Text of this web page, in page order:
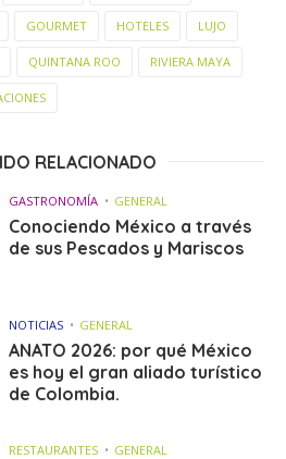
GOURMET HOTELES LUJO
QUINTANA ROO RIVIERA MAYA
RELACIONADO
GASTRONOMÍA GENERAL
Conociendo México a través
de sus Pescados y Mariscos
NOTICIAS GENERAL
ANATO 2026: por qué México
es hoy el gran aliado turístico
de Colombia.
RESTAURANTES GENERAL